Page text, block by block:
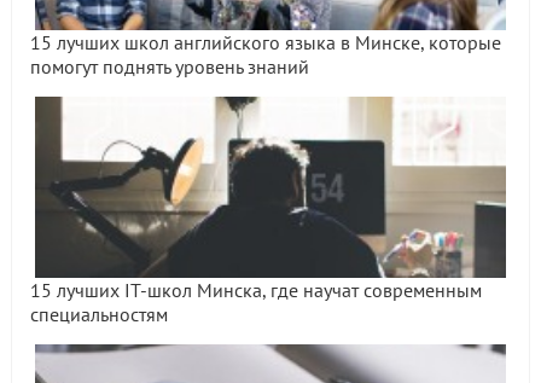
15 лучших школ английского языка в Минске, которые
помогут поднять уровень знаний
15 лучших IT-школ Минска, где научат современным
специальностям